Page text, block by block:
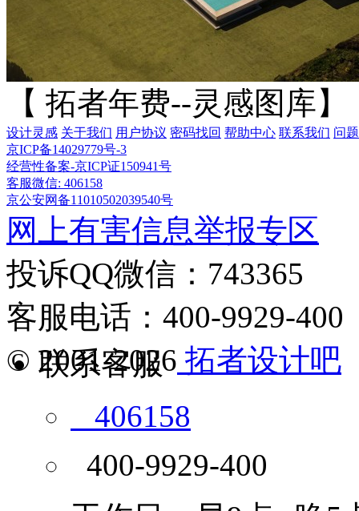
【 拓者年费--灵感图库】
设计灵感 关于我们 用户协议 密码找回 帮助中心 联系我们 问
京ICP备14029779号-3
经营性备案-京ICP证150941号
客服微信: 406158
京公安网备11010502039540号
网上有害信息举报专区
投诉QQ微信：743365
客服电话：400-9929-400
© 2001-2026 拓者设计吧
联系客服
406158
400-9929-400